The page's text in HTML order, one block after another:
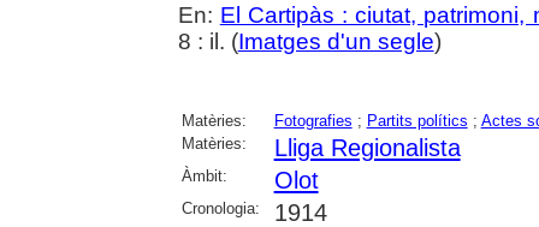
En: El Cartipàs : ciutat, patrimoni,
8 : il. (Imatges d'un segle)
Matèries: Fotografies ; Partits polítics ; Actes
Matèries:
Lliga Regionalista
Àmbit: Olot
Cronologia: 1914